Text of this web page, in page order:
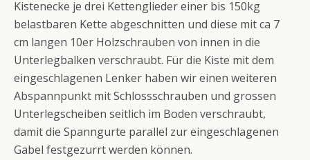
Kistenecke je drei Kettenglieder einer bis 150kg
belastbaren Kette abgeschnitten und diese mit ca 7
cm langen 10er Holzschrauben von innen in die
Unterlegbalken verschraubt. Für die Kiste mit dem
eingeschlagenen Lenker haben wir einen weiteren
Abspannpunkt mit Schlossschrauben und grossen
Unterlegscheiben seitlich im Boden verschraubt,
damit die Spanngurte parallel zur eingeschlagenen
Gabel festgezurrt werden können.